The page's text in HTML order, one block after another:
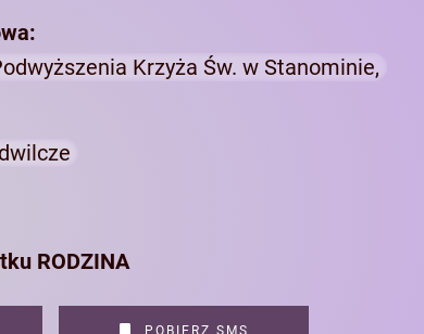
Krzyża Św. w Stanominie,
RODZINA
POBIERZ SMS